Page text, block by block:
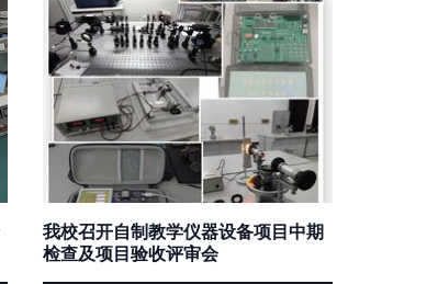
我校召开自制教学仪器设备项目中期
检查及项目验收评审会